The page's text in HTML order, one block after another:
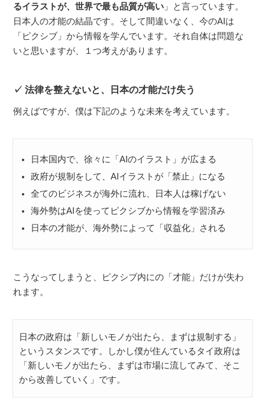
るイラストが、世界で最も品質が高い 」と言っています。
日本人の才能の結晶です。そして間違いなく、今のAIは
「ピクシブ」から情報を学んでいます。それ自体は問題な
いと思いますが、１つ考えがあります。
法律を整えないと、日本の才能だけ失う
例えばですが、僕は下記のような未来を考えています。
日本国内で、徐々に「AIのイラスト」が広まる
政府が規制をして、AIイラストが「禁止」になる
全てのビジネスが海外に流れ、日本人は稼げない
海外勢はAIを使ってピクシブから情報を学習済み
日本の才能が、海外勢によって「収益化」される
こうなってしまうと、ピクシブ内にの「才能」だけが失わ
れます。
日本の政府は「新しいモノが出たら、まずは規制する」
というスタンスです。しかし僕が住んているタイ政府は
「新しいモノが出たら、まずは市場に流してみて、そこ
から改善していく」です。